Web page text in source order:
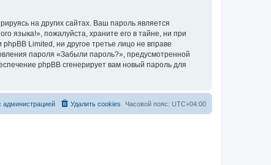
на других сайтах. Ваш пароль является
языка!», пожалуйста, храните его в тайне, ни при
Limited, ни другое третье лицо не вправе
пароля «Забыли пароль?», предусмотренной
phpBB сгенерирует вам новый пароль для
Часовой пояс: UTC+04:00
Удалить cookies
администрацией